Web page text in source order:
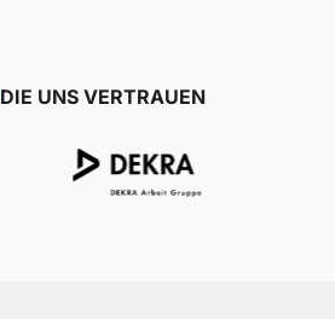
DIE UNS VERTRAUEN